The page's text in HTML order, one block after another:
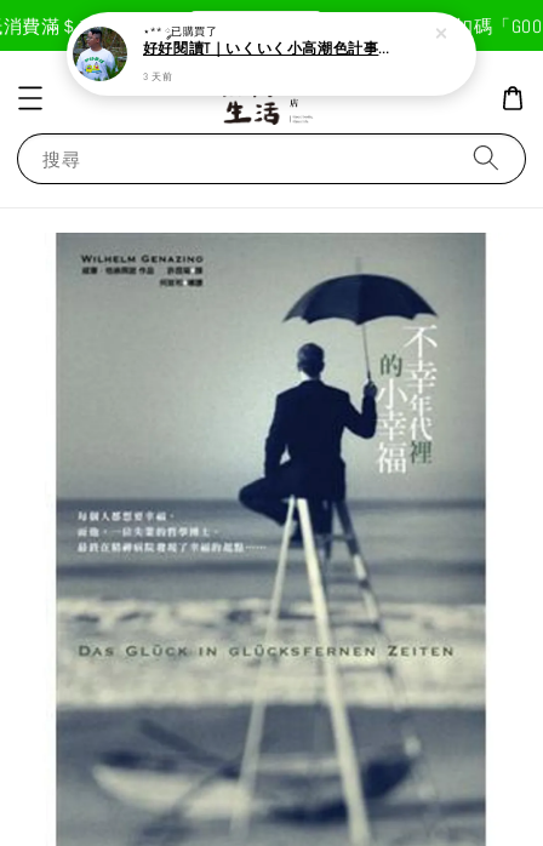
費滿＄1800免運費 現在去購物！ 首次註冊輸入折扣碼「
搜尋
⋆** ༘已購買了
好好閱讀T｜いくいく小高潮色計事務所X好好生活書店聯名款
3 天前